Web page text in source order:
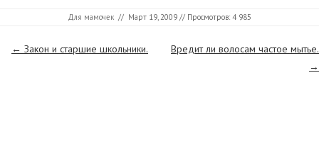
Для мамочек // Март 19, 2009 // Просмотров: 4 985
Страницы
← Закон и старшие школьники.
Вредит ли волосам частое мытье.
→